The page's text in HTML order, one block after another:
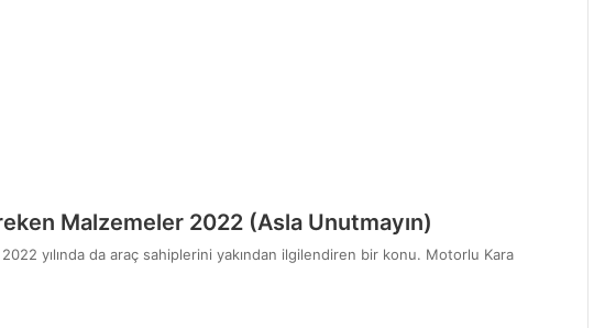
Malzemeler 2022 (Asla Unutmayın)
yılında da araç sahiplerini yakından ilgilendiren bir konu. Motorlu Kara